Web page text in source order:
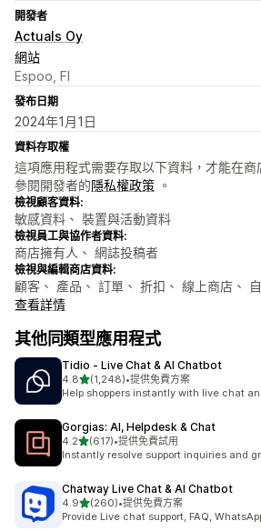
開發者
Actuals Oy
網站
Espoo, FI
發布日期
2024年1月1日
資料存取權
這項應用程式需要存取以下資料，才能在
參閱開發者的隱私權政策 。
檢視顧客資料:
敏感資料、 裝置與活動資料
檢視員工與協作者資料:
商店擁有人、 網誌投稿者
檢視與編輯商店資料:
顧客、 產品、 訂單、 折扣、 線上商店、
查看詳情
其他同類型應用程式
Tidio ‑ Live Chat & AI Chatbot
4.8滿分 5 顆星
(1,248)
共有 1248 則評價
•提供免費方案
Help shoppers instantly with live chat
Gorgias: AI, Helpdesk & Chat
4.2滿分 5 顆星
(617)
共有 617 則評價
•提供免費試用
Instantly resolve support inquiries and
Chatway Live Chat & AI Chatbot
4.9滿分 5 顆星
(260)
共有 260 則評價
•提供免費方案
Provide Live chat support, FAQ,